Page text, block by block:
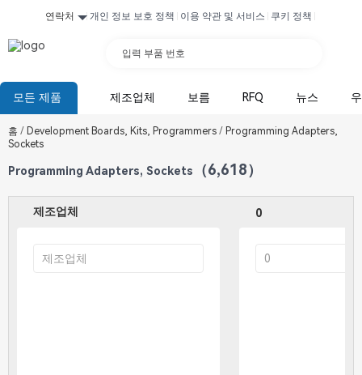
연락처 개인 정보 보호 정책 이용 약관 및 서비스 쿠키 정책
입력 부품 번호
모든 제품 제조업체 보름 RFQ 뉴스
홈 / Development Boards, Kits, Programmers / Programming Adapters,
Sockets
Programming Adapters, Sockets （6,618）
제조업체 0